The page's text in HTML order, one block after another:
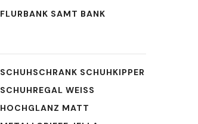
FLURBANK SAMT BANK
SCHUHSCHRANK SCHUHKIPPER
SCHUHREGAL WEISS H
OCHGLANZ MATT M